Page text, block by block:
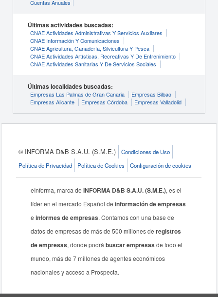
Cuentas Anuales
Últimas actividades buscadas:
CNAE Actividades Administrativas Y Servicios Auxliares
CNAE Información Y Comunicaciones
CNAE Agricultura, Ganadería, Silvicultura Y Pesca
CNAE Actividades Artísticas, Recreativas Y De Entrenimiento
CNAE Actividades Sanitarias Y De Servicios Sociales
Últimas localidades buscadas:
Empresas Las Palmas de Gran Canaria
Empresas Bilbao
Empresas Alicante
Empresas Córdoba Empresas Valladolid
© INFORMA D&B S.A.U. (S.M.E.)
Condiciones de Uso
Política de Privacidad
Política de Cookies Configuración de cookies
eInforma, marca deINFORMA D&B S.A.U. (S.M.E.), es el
líder en el mercado Español deinformación de empresas
einformes de empresas. Contamos con una base de
datos de empresas de más de 500 millones deregistros
de empresas, donde podrábuscar empresas de todo el
mundo, más de 7 millones de agentes económicos
nacionales y acceso a Prospecta.